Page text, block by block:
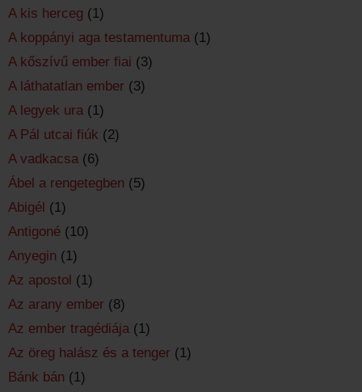
A kis herceg (1)
A koppányi aga testamentuma (1)
A kőszívű ember fiai (3)
A láthatatlan ember (3)
A legyek ura (1)
A Pál utcai fiúk (2)
A vadkacsa (6)
Ábel a rengetegben (5)
Abigél (1)
Antigoné (10)
Anyegin (1)
Az apostol (1)
Az arany ember (8)
Az ember tragédiája (1)
Az öreg halász és a tenger (1)
Bánk bán (1)